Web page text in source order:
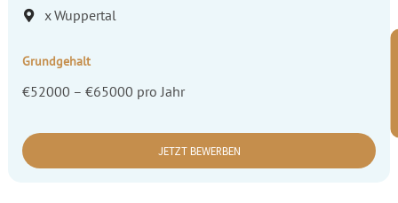
xWuppertal
Grundgehalt
€52000 – €65000 pro Jahr
JETZT BEWERBEN